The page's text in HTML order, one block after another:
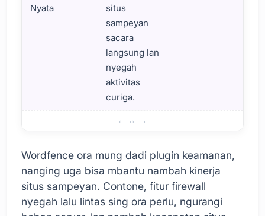
Nyata
situs
sampeyan
sacara
langsung lan
nyegah
aktivitas
curiga.
Wordfence ora mung dadi plugin keamanan,
nanging uga bisa mbantu nambah kinerja
situs sampeyan. Contone, fitur firewall
nyegah lalu lintas sing ora perlu, ngurangi